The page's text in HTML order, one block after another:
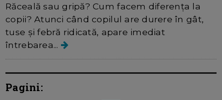
Răceală sau gripă? Cum facem diferența la
copii? Atunci când copilul are durere în gât,
tuse și febră ridicată, apare imediat
întrebarea...
Pagini: